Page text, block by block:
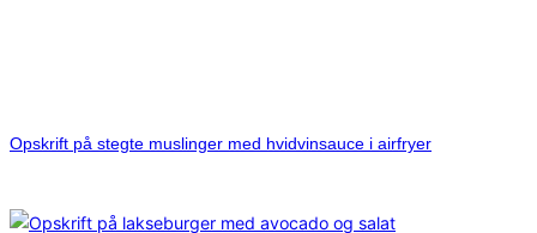
Opskrift på stegte muslinger med hvidvinsauce i airfryer